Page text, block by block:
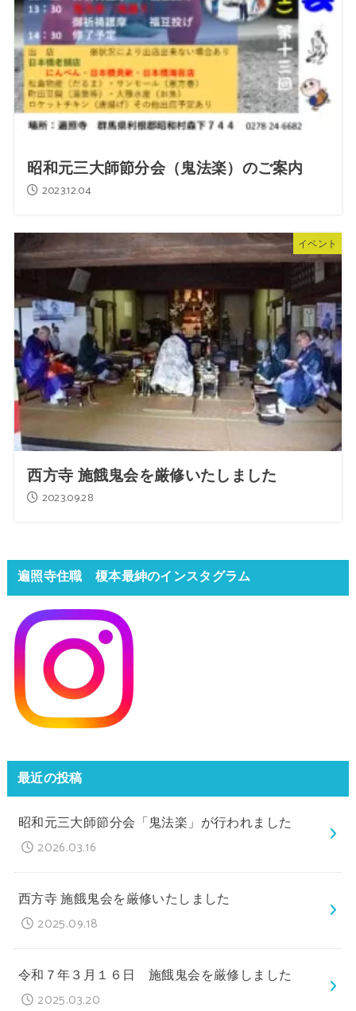
昭和元三大師節分会（鬼法楽）のご案内
2023.12.04
イベント
西方寺 施餓鬼会を厳修いたしました
2023.09.28
遍照寺住職 榎本最紳のインスタグラム
最近の投稿
昭和元三大師節分会「鬼法楽」が行われました
2026.03.16
西方寺 施餓鬼会を厳修いたしました
2025.09.18
令和７年３月１６日 施餓鬼会を厳修しました
2025.03.20